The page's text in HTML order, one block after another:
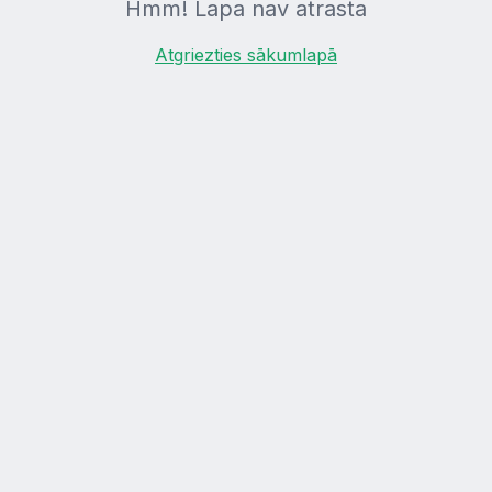
Hmm! Lapa nav atrasta
Atgriezties sākumlapā